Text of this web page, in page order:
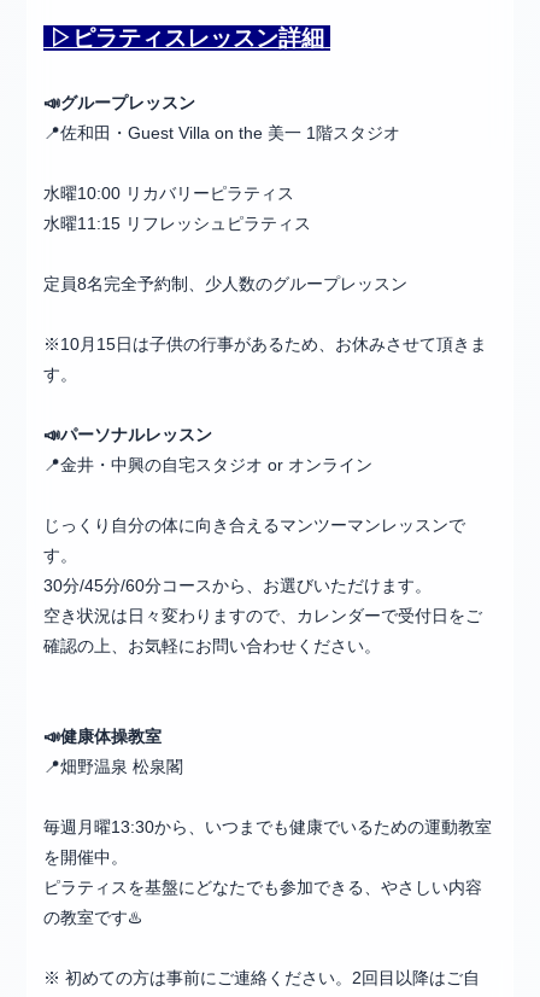
▷ピラティス レッスン詳細
📣グループレッスン
📍佐和田・Guest Villa on the 美一 1階スタジオ
水曜10:00 リカバリーピラティス
水曜11:15 リフレッシュピラティス
定員8名完全予約制、少人数のグループレッスン
※10月15日は子供の行事があるため、お休みさせて頂きま
す。
📣パーソナルレッスン
📍金井・中興の自宅スタジオ or オンライン
じっくり自分の体に向き合えるマンツーマンレッスンで
す。
30分/45分/60分コースから、お選びいただけます。
空き状況は日々変わりますので、カレンダーで受付日をご
確認の上、お気軽にお問い合わせください。
📣健康体操教室
📍畑野温泉 松泉閣
毎週月曜13:30から、いつまでも健康でいるための運動教室
を開催中。
ピラティスを基盤にどなたでも参加できる、やさしい内容
の教室です♨️
※ 初めての方は事前にご連絡ください。2回目以降はご自